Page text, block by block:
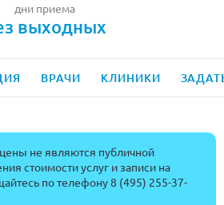
дни приема
выходных
ВРАЧИ КЛИНИКИ
не являются публичной
стоимости услуг и записи на
по телефону8 (495) 255-37-